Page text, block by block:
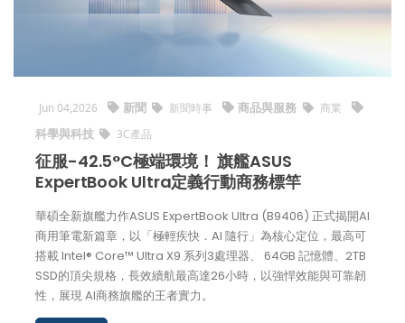
Jun 04,2026 新聞 新聞時事 商品與服務 商業
科學與科技 3C產品
征服-42.5°C極端環境！ 旗艦ASUS
ExpertBook Ultra定義行動商務標竿
華碩全新旗艦力作ASUS ExpertBook Ultra (B9406) 正式揭開AI
商用筆電新篇章，以「極輕疾快．AI 隨行」為核心定位，最高可
搭載 Intel® Core™ Ultra X9 系列3處理器、 64GB 記憶體、2TB
SSD的頂尖規格，長效續航最高達26小時，以強悍效能與可靠韌
性，展現 AI商務旗艦的王者實力。